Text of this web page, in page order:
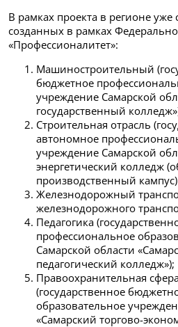
В рамках проекта в регионе уже
созданных в рамках
«Профессионалитет»:
Машиностроительный
бюджетное
учреждение Самарской
государственный
Строительная отрасль
автономное
учреждение Самарской
энергетический колледж
производственный
Железнодорожный
железнодорожного
Педагогика
профессиональное
Самарской области
педагогический колледж»);
Правоохранительная
(государственное
образовательное
«Самарский торгово-